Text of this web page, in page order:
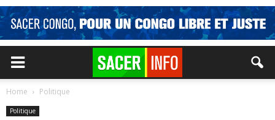
Home Politique
Politique